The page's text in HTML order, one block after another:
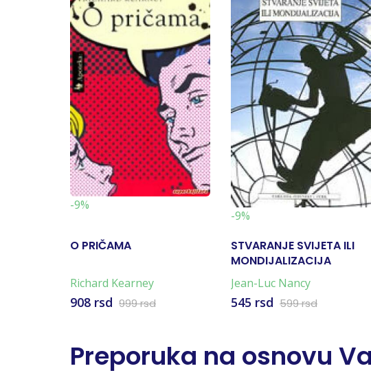
-9%
O PRIČAMA
Richard Kearney
908 rsd 999 rsd
-9%
STVARANJE SVIJETA ILI
MONDIJALIZACIJA
Jean-Luc Nancy
545 rsd 599 rsd
Preporuka na osnovu